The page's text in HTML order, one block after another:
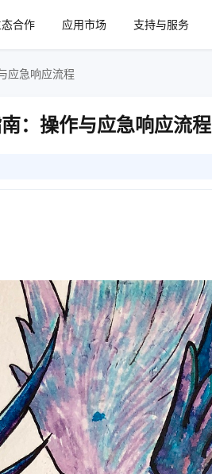
合作 应用市场 支持与服务
应急响应流程
：操作与应急响应流程